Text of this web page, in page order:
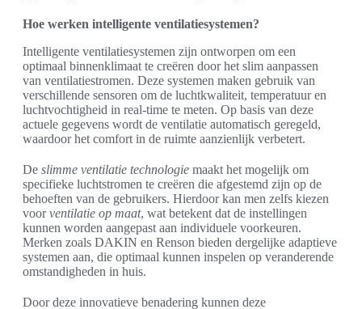
Hoe werken intelligente ventilatiesystemen?
Intelligente ventilatiesystemen zijn ontworpen om een
optimaal binnenklimaat te creëren door het slim aanpassen
van ventilatiestromen. Deze systemen maken gebruik van
verschillende sensoren om de luchtkwaliteit, temperatuur en
luchtvochtigheid in real-time te meten. Op basis van deze
actuele gegevens wordt de ventilatie automatisch geregeld,
waardoor het comfort in de ruimte aanzienlijk verbetert.
De slimme ventilatie technologie maakt het mogelijk om
specifieke luchtstromen te creëren die afgestemd zijn op de
behoeften van de gebruikers. Hierdoor kan men zelfs kiezen
voorventilatie op maat, wat betekent dat de instellingen
kunnen worden aangepast aan individuele voorkeuren.
Merken zoals DAKIN en Renson bieden dergelijke adaptieve
systemen aan, die optimaal kunnen inspelen op veranderende
omstandigheden in huis.
Door deze innovatieve benadering kunnen deze